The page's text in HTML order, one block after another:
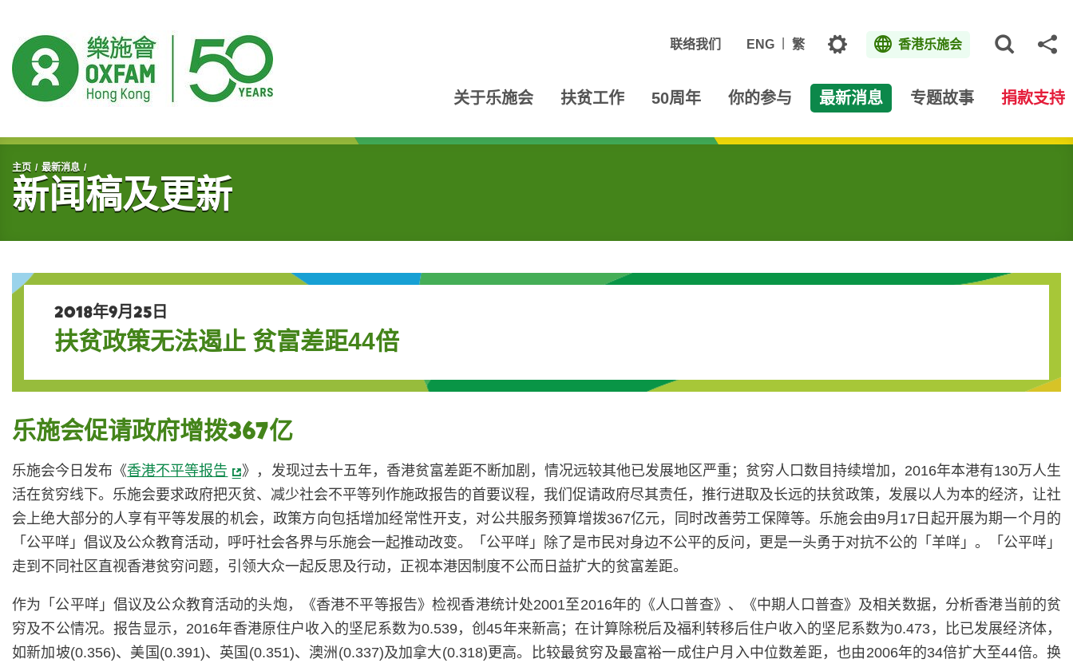
联络我们 ENG 繁 主题 香港乐施会
关于乐施会 扶贫工作 50周年 你的参与 最新消息 专题故事 捐款支持
开始主要内容
主页 最新消息
新闻稿及更新
2018年9月25日
扶贫政策无法遏止 贫富差距44倍
乐施会促请政府增拨367亿
乐施会今日发布《香港不平等报告
》，发现过去十五年，香港贫富差距不断加剧，情况远较其他已发展地区严重；贫穷人口数目持续增加，2016年本港有130万人生
活在贫穷线下。乐施会要求政府把灭贫、减少社会不平等列作施政报告的首要议程，我们促请政府尽其责任，推行进取及长远的扶贫政策，发展以人为本的经济，让社
会上绝大部分的人享有平等发展的机会，政策方向包括增加经常性开支，对公共服务预算增拨367亿元，同时改善劳工保障等。乐施会由9月17日起开展为期一个月的
「公平咩」倡议及公众教育活动，呼吁社会各界与乐施会一起推动改变。「公平咩」除了是市民对身边不公平的反问，更是一头勇于对抗不公的「羊咩」。「公平咩」
走到不同社区直视香港贫穷问题，引领大众一起反思及行动，正视本港因制度不公而日益扩大的贫富差距。
作为「公平咩」倡议及公众教育活动的头炮，《香港不平等报告》检视香港统计处2001至2016年的《人口普查》、《中期人口普查》及相关数据，分析香港当前的贫
穷及不公情况。报告显示，2016年香港原住户收入的坚尼系数为0.539，创45年来新高；在计算除税后及福利转移后住户收入的坚尼系数为0.473，比已发展经济体，
如新加坡(0.356)、美国(0.391)、英国(0.351)、澳洲(0.337)及加拿大(0.318)更高。比较最贫穷及最富裕一成住户月入中位数差距，也由2006年的34倍扩大至44倍。换